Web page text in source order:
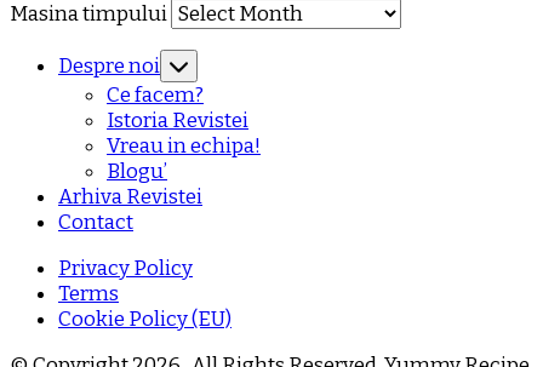
Masina timpului
Despre noi
Ce facem?
Istoria Revistei
Vreau in echipa!
Blogu’
Arhiva Revistei
Contact
Privacy Policy
Terms
Cookie Policy (EU)